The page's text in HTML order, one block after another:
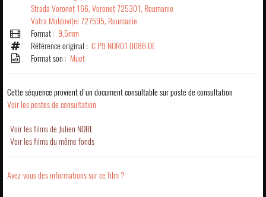
Strada Voroneț 166, Voroneț 725301, Roumanie
Vatra Moldoviței 727595, Roumanie
Format : 9,5mm
Référence original : C P9 NOR01 0086 DE
Format son : Muet
Cette séquence provient d'un document consultable sur poste de consultation
Voir les postes de consultation
Voir les films de Julien NORE
Voir les films du même fonds
Avez-vous des informations sur ce film ?